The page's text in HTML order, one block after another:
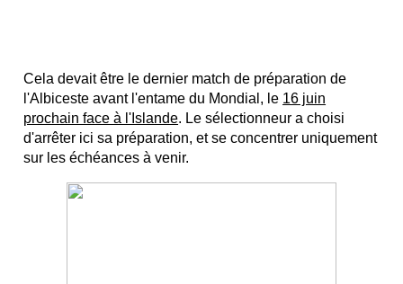
Cela devait être le dernier match de préparation de
l'Albiceste avant l'entame du Mondial, le 16 juin
prochain face à l'Islande. Le sélectionneur a choisi
d'arrêter ici sa préparation, et se concentrer uniquement
sur les échéances à venir.